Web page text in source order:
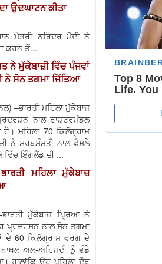
ਉਦਘਾਟਨ ਕੀਤਾ
ਮੰਤਰੀ ਨਰਿੰਦਰ ਮੋਦੀ ਨੇ
ਕਰਨ ਤੋਂ...
ਨੇ ਮੁੱਕੇਬਾਜ਼ੀ ਵਿੱਚ ਪੰਜਵਾਂ
ਨੇ ਸੋਨ ਤਗਮਾ ਜਿੱਤਿਆ
–ਭਾਰਤੀ ਮਹਿਲਾ ਮੁੱਕੇਬਾਜ਼
ਨਾਲ ਰਾਸ਼ਟਰਮੰਡਲ
ਮਹਿਲਾ 70 ਕਿਲੋਗ੍ਰਾਮ
ਨੇ ਸਰਬਸੰਮਤੀ ਨਾਲ ਫੈਸਲੇ
ਵਿੱਚ ਇੰਗਲੈਂਡ ਦੀ ...
ਮਹਿਲਾ ਮੁੱਕੇਬਾਜ਼
ਮੁੱਕੇਬਾਜ਼ ਪ੍ਰਿਆ ਨੇ
ਪ੍ਰਦਰਸ਼ਨ ਨਾਲ ਸੋਨ ਤਗਮਾ
60 ਕਿਲੋਗ੍ਰਾਮ ਵਰਗ ਦੇ
ਅਲ-ਅਹਿਮਦੀ ਨੂੰ ਵੰਡੇ
ਹਾਲਾਂਕਿ ਉਹ ਪਹਿਲਾ ਦੌਰ